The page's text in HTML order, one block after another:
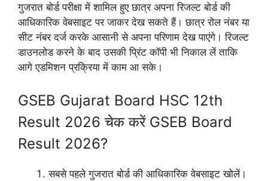
गुजरात बोर्ड परीक्षा में शामिल हुए छात्र अपना रिजल्ट बोर्ड की
आधिकारिक वेबसाइट पर जाकर देख सकते हैं। छात्र रोल नंबर या
सीट नंबर दर्ज करके आसानी से अपना परिणाम देख पाएंगे। रिजल्ट
डाउनलोड करने के बाद उसकी प्रिंट कॉपी भी निकाल लें ताकि
आगे एडमिशन प्रक्रिया में काम आ सके।
GSEB Gujarat Board HSC 12th
Result 2026 चेक करें GSEB Board
Result 2026?
सबसे पहले गुजरात बोर्ड की आधिकारिक वेबसाइट खोलें।